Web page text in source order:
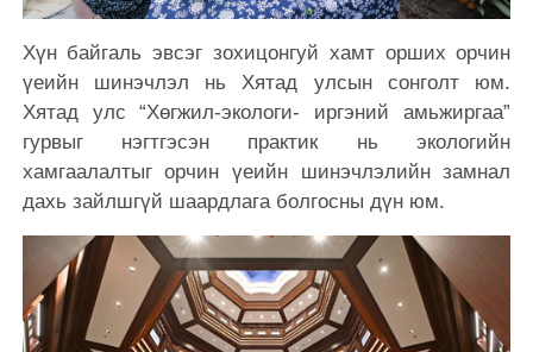
Хүн байгаль эвсэг зохицонгуй хамт орших орчин
үеийн шинэчлэл нь Хятад улсын сонголт юм.
Хятад улс “Хөгжил-экологи- иргэний амьжиргаа”
гурвыг нэгтгэсэн практик нь экологийн
хамгаалалтыг орчин үеийн шинэчлэлийн замнал
дахь зайлшгүй шаардлага болгосны дүн юм.